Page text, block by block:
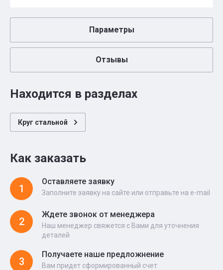
Параметры
Отзывы
Находится в разделах
Круг стальной
Как заказать
1
Оставляете заявку
Заполните заявку на сайте или отправьте на e-mail
2
Ждете звонок от менеджера
Наш менеджер свяжется с Вами для уточнения
деталей
3
Получаете наше предложнение
Вам придет сформированный счет